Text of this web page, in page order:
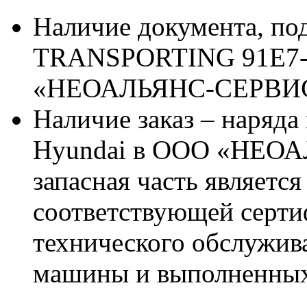
Наличие документа,
TRANSPORTING
«НЕОАЛЬЯНС-
Наличие заказ –
Hyundai в ООО
запасная часть
соответствующей
технического
машины и